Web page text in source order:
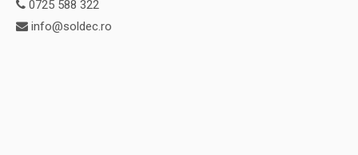
0725 588 322
info@soldec.ro